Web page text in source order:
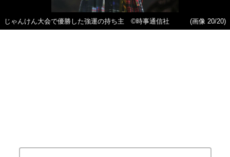
じゃんけん大会で優勝した強運の持ち主 ©時事通信社 (画像 20/20)